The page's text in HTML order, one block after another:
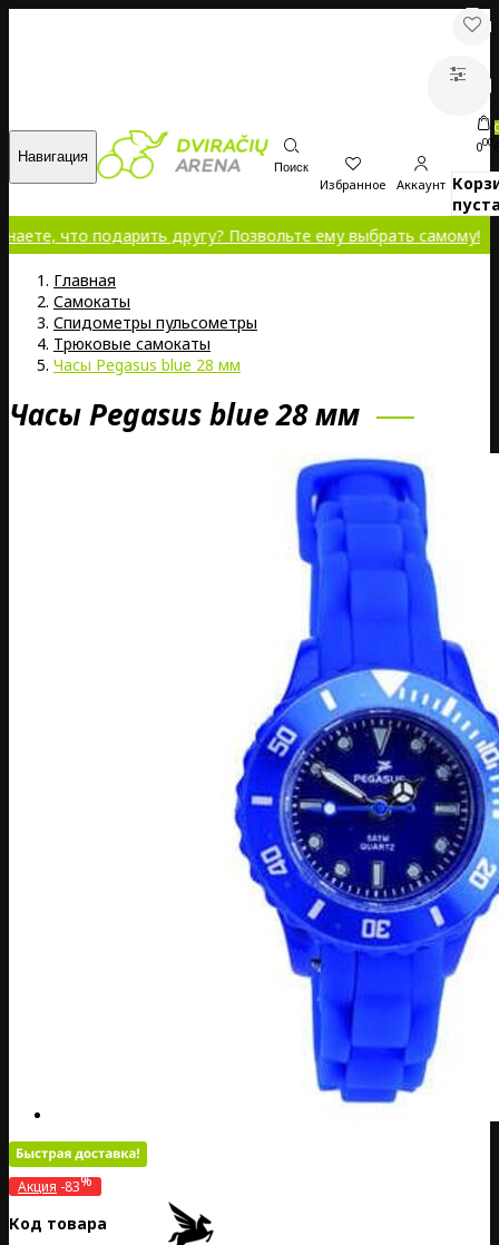
Навигация
Поиск
Избранное Аккаунт
0
000
подарить другу? Позвольте ему выбрать самому!
Главная
Самокаты
Спидометры пульсометры
Трюковые самокаты
Часы Pegasus blue 28 мм
Часы Pegasus blue 28 мм
Акция -83%
Код товара:
DE20-050-29526